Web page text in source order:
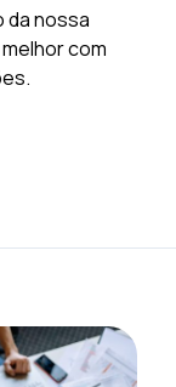
da nossa
com